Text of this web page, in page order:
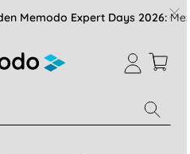
springen
Memodo Expert Days 2026:
Wechselrichter